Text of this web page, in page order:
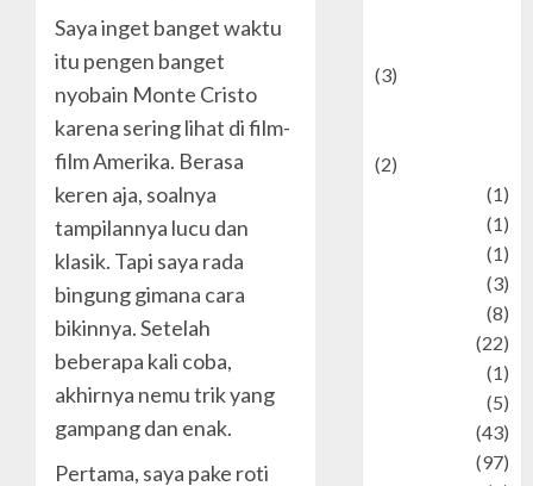
Saya inget banget waktu
itu pengen banget
nyobain Monte Cristo
karena sering lihat di film-
film Amerika. Berasa
keren aja, soalnya
tampilannya lucu dan
klasik. Tapi saya rada
bingung gimana cara
bikinnya. Setelah
beberapa kali coba,
akhirnya nemu trik yang
gampang dan enak.
Pertama, saya pake roti
(3)
(2)
(1)
(1)
(1)
(3)
(8)
(22)
(1)
(5)
(43)
(97)